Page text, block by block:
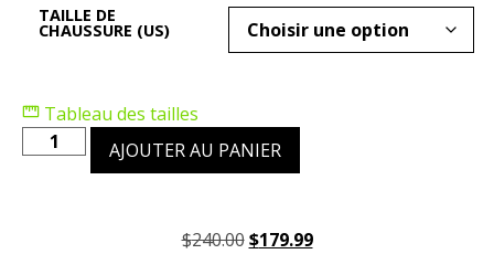
TAILLE DE
CHAUSSURE (US)
Tableau des tailles
AJOUTER AU PANIER
$240.00 $179.99